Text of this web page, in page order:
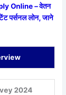
Online – वेतन
पर्सनल लोन, जाने
2024